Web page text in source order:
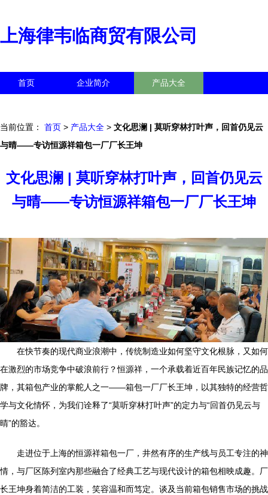
上海律韦临商贸有限公司
首页 企业简介 产品大全
当前位置： 首页 > 产品大全 > 文化思澜 | 莫听穿林打叶声，回首仍见云
与晴——专访恒源祥箱包一厂厂长王坤
文化思澜 | 莫听穿林打叶声，回首仍见云
与晴——专访恒源祥箱包一厂厂长王坤
在快节奏的现代商业浪潮中，传统制造业如何坚守文化根脉，又如何
在激烈的市场竞争中破浪前行？恒源祥，一个承载着近百年民族记忆的品
牌，其箱包产业的掌舵人之一——箱包一厂厂长王坤，以其独特的经营哲
学与文化情怀，为我们诠释了“莫听穿林打叶声”的定力与“回首仍见云与
晴”的豁达。
走进位于上海的恒源祥箱包一厂，井然有序的生产线与员工专注的神
情，与厂区陈列室内那些融合了经典工艺与现代设计的箱包相映成趣。厂
长王坤身着简洁的工装，笑容温和而笃定。谈及当前箱包销售市场的挑战